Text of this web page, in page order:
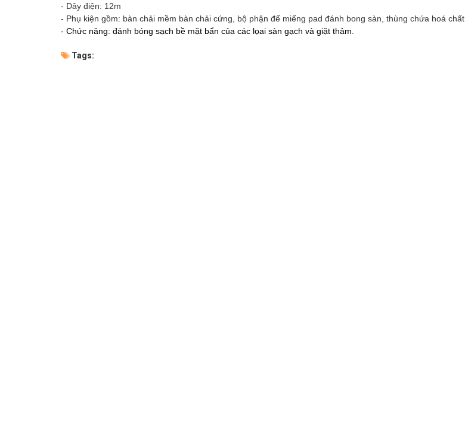
- Dây điện: 12m
- Phụ kiện gồm: bàn chải mềm bàn chải cứng, bộ phận để miếng pad đánh bong sàn, thùng chứa hoá chất.
- Chức năng: đánh bóng sạch bề mặt bẩn của các lọai sàn gạch và giặt thảm.
Tags: